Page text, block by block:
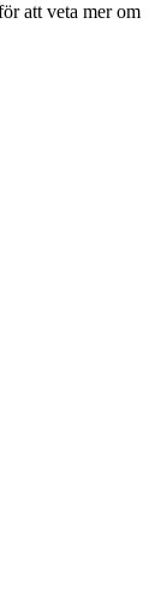
att veta mer om